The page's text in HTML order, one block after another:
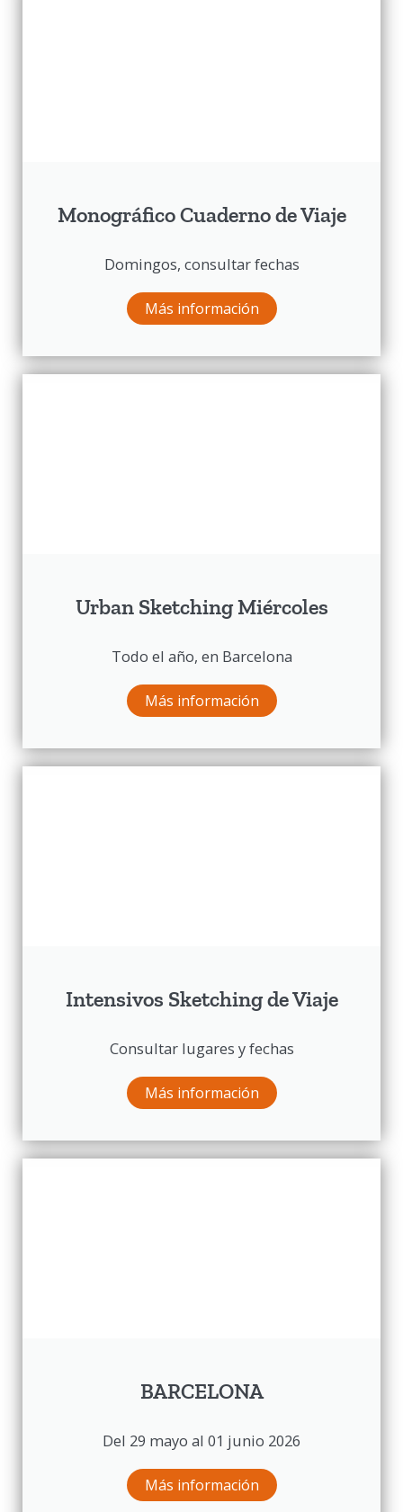
Monográfico Cuaderno de Viaje
Domingos, consultar fechas
Más información
Urban Sketching Miércoles
Todo el año, en Barcelona
Más información
Intensivos Sketching de Viaje
Consultar lugares y fechas
Más información
BARCELONA
Del 29 mayo al 01 junio 2026
Más información